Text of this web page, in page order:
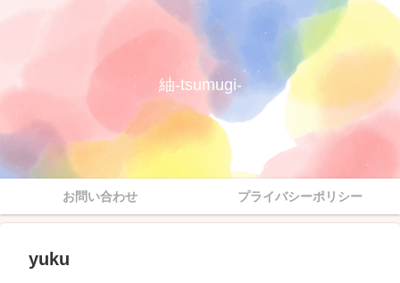
紬-tsumugi-
お問い合わせ プライバシーポリシー
yuku